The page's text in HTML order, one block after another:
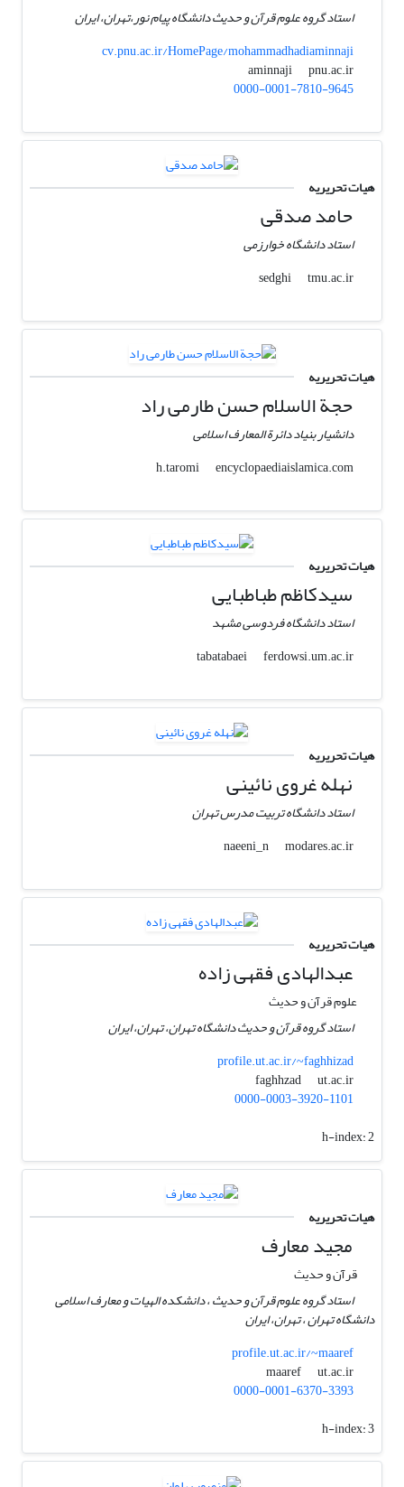
استاد گروه علوم قرآن و حدیث دانشگاه پیام نور،تهران، ایران
cv.pnu.ac.ir/HomePage/mohammadhadiaminnaji
aminnaji
pnu.ac.ir
0000-0001-7810-9645
هیات تحریریه
حامد صدقی
استاد دانشگاه خوارزمی
sedghi
tmu.ac.ir
هیات تحریریه
حجة الاسلام حسن طارمی راد
دانشیار بنیاد دائرة المعارف اسلامی
h.taromi
encyclopaediaislamica.com
هیات تحریریه
سیدکاظم طباطبایی
استاد دانشگاه فردوسی مشهد
tabatabaei
ferdowsi.um.ac.ir
هیات تحریریه
نهله غروی نائینی
استاد دانشگاه تربیت مدرس تهران
naeeni_n
modares.ac.ir
هیات تحریریه
عبدالهادی فقهی زاده
علوم قرآن و حدیث
استاد گروه قرآن و حدیث دانشگاه تهران، تهران، ایران
profile.ut.ac.ir/~faghhizad
faghhzad
ut.ac.ir
0000-0003-3920-1101
h-index:2
هیات تحریریه
مجید معارف
قرآن و حدیث
استاد گروه علوم قرآن و حدیث ، دانشکده الهیات و معارف اسلامی
دانشگاه تهران ، تهران، ایران
profile.ut.ac.ir/~maaref
maaref
ut.ac.ir
0000-0001-6370-3393
h-index:3